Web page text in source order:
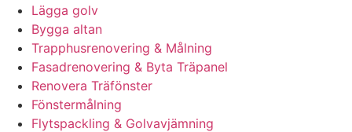
Lägga golv
Bygga altan
Trapphusrenovering & Målning
Fasadrenovering & Byta Träpanel
Renovera Träfönster
Fönstermålning
Flytspackling & Golvavjämning